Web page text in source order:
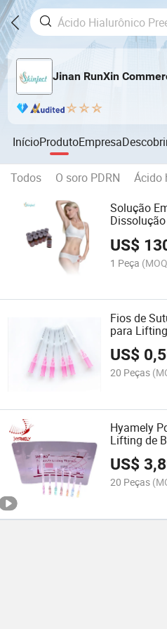
Jinan RunXin
InícioProdutoEmpresa
Todos O soro PDRN
Ácido
Solução
US$
1 Peça
Fios de
para
US$
20 Peças
Hyamely
Lifting de
Corporal
US$
20 Peças